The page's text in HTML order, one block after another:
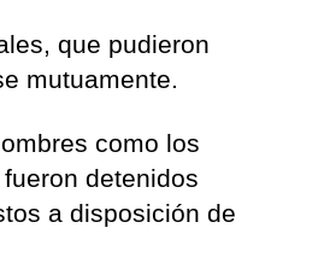
que pudieron
mutuamente.
como los
detenidos
a disposición de